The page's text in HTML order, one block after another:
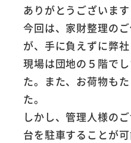
ありがとうございます
今回は、家財整理の
が、手に負えずに弊
現場は団地の５階で
た。また、お荷物も
た。
しかし、管理人様の
台を駐車することが